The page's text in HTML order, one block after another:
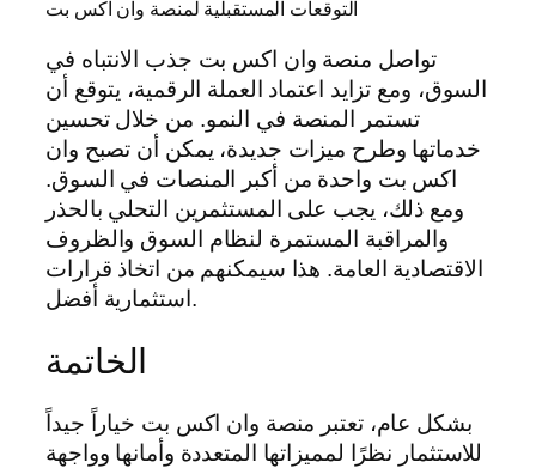
التوقعات المستقبلية لمنصة وان اكس بت
تواصل منصة وان اكس بت جذب الانتباه في
السوق، ومع تزايد اعتماد العملة الرقمية، يتوقع أن
تستمر المنصة في النمو. من خلال تحسين
خدماتها وطرح ميزات جديدة، يمكن أن تصبح وان
اكس بت واحدة من أكبر المنصات في السوق.
ومع ذلك، يجب على المستثمرين التحلي بالحذر
والمراقبة المستمرة لنظام السوق والظروف
الاقتصادية العامة. هذا سيمكنهم من اتخاذ قرارات
استثمارية أفضل.
الخاتمة
بشكل عام، تعتبر منصة وان اكس بت خياراً جيداً
للاستثمار نظرًا لمميزاتها المتعددة وأمانها وواجهة